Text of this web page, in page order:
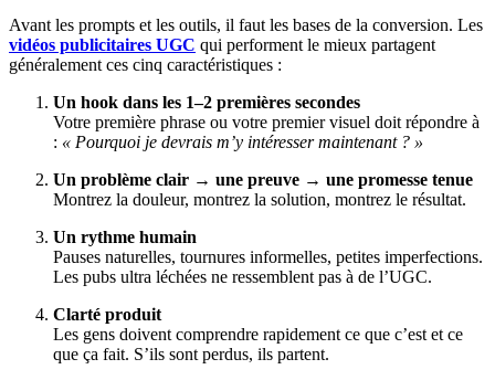
Avant les prompts et les outils, il faut les bases de la conversion. Les
vidéos publicitaires UGC qui performent le mieux partagent
généralement ces cinq caractéristiques :
Un hook dans les 1–2 premières secondes
Votre première phrase ou votre premier visuel doit répondre à
: « Pourquoi je devrais m’y intéresser maintenant ? »
Un problème clair → une preuve → une promesse tenue
Montrez la douleur, montrez la solution, montrez le résultat.
Un rythme humain
Pauses naturelles, tournures informelles, petites imperfections.
Les pubs ultra léchées ne ressemblent pas à de l’UGC.
Clarté produit
Les gens doivent comprendre rapidement ce que c’est et ce
que ça fait. S’ils sont perdus, ils partent.